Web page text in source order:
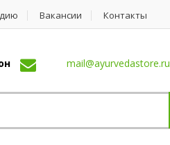
Вакансии Контакты
mail@ayurvedastore.ru